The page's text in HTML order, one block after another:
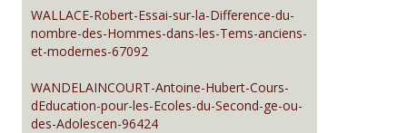
WALLACE-Robert-Essai-sur-la-Difference-du-
nombre-des-Hommes-dans-les-Tems-anciens-
et-modernes-67092
WANDELAINCOURT-Antoine-Hubert-Cours-
dEducation-pour-les-Ecoles-du-Second-ge-ou-
des-Adolescen-96424